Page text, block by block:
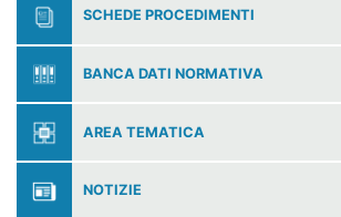
SCHEDE PROCEDIMENTI
BANCA DATI NORMATIVA
AREA TEMATICA
NOTIZIE